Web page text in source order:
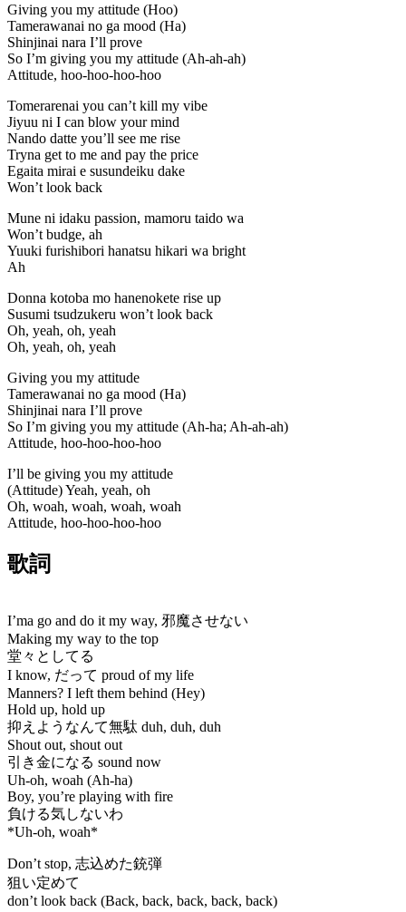
Giving you my attitude (Hoo)
Tamerawanai no ga mood (Ha)
Shinjinai nara I’ll prove
So I’m giving you my attitude (Ah-ah-ah)
Attitude, hoo-hoo-hoo-hoo
Tomerarenai you can’t kill my vibe
Jiyuu ni I can blow your mind
Nando datte you’ll see me rise
Tryna get to me and pay the price
Egaita mirai e susundeiku dake
Won’t look back
Mune ni idaku passion, mamoru taido wa
Won’t budge, ah
Yuuki furishibori hanatsu hikari wa bright
Ah
Donna kotoba mo hanenokete rise up
Susumi tsudzukeru won’t look back
Oh, yeah, oh, yeah
Oh, yeah, oh, yeah
Giving you my attitude
Tamerawanai no ga mood (Ha)
Shinjinai nara I’ll prove
So I’m giving you my attitude (Ah-ha; Ah-ah-ah)
Attitude, hoo-hoo-hoo-hoo
I’ll be giving you my attitude
(Attitude) Yeah, yeah, oh
Oh, woah, woah, woah, woah
Attitude, hoo-hoo-hoo-hoo
歌詞
I’ma go and do it my way, 邪魔させない
Making my way to the top
堂々としてる
I know, だって proud of my life
Manners? I left them behind (Hey)
Hold up, hold up
抑えようなんて無駄 duh, duh, duh
Shout out, shout out
引き金になる sound now
Uh-oh, woah (Ah-ha)
Boy, you’re playing with fire
負ける気しないわ
*Uh-oh, woah*
Don’t stop, 志込めた銃弾
狙い定めて
don’t look back (Back, back, back, back, back)